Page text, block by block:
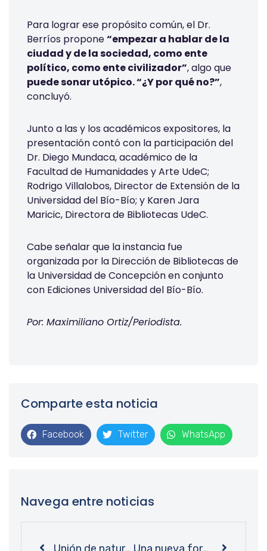
Para lograr ese propósito común, el Dr.
Berríos propone“empezar a hablar de la
ciudad y de la sociedad, como ente
político, como ente civilizador”, algo que
puede sonar utópico. “¿Y por qué no?”,
concluyó.
Junto a las y los académicos expositores, la
presentación contó con la participación del
Dr. Diego Mundaca, académico de la
Facultad de Humanidades y Arte UdeC;
Rodrigo Villalobos, Director de Extensión de la
Universidad del Bío-Bío; y Karen Jara
Maricic, Directora de Bibliotecas UdeC.
Cabe señalar que la instancia fue
organizada por la Dirección de Bibliotecas de
la Universidad de Concepción en conjunto
con Ediciones Universidad del Bío-Bío.
Por: Maximiliano Ortiz/Periodista.
Comparte esta noticia
Facebook Twitter WhatsApp
Navega entre noticias